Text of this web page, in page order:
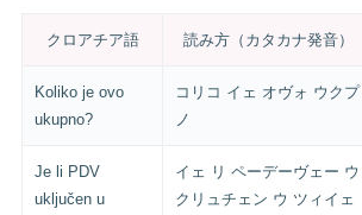
クロアチア語 読み方（カタカナ発音）
Koliko je ovo
ukupno?
コリコ イェ オヴォ ウクプ
ノ
Je li PDV
uključen u
イェ リ ペーデーヴェー ウ
クリュチェン ウ ツィイェ